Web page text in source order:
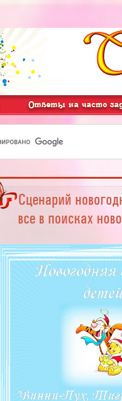
Ответы на часто
Сценарий
все в поисках